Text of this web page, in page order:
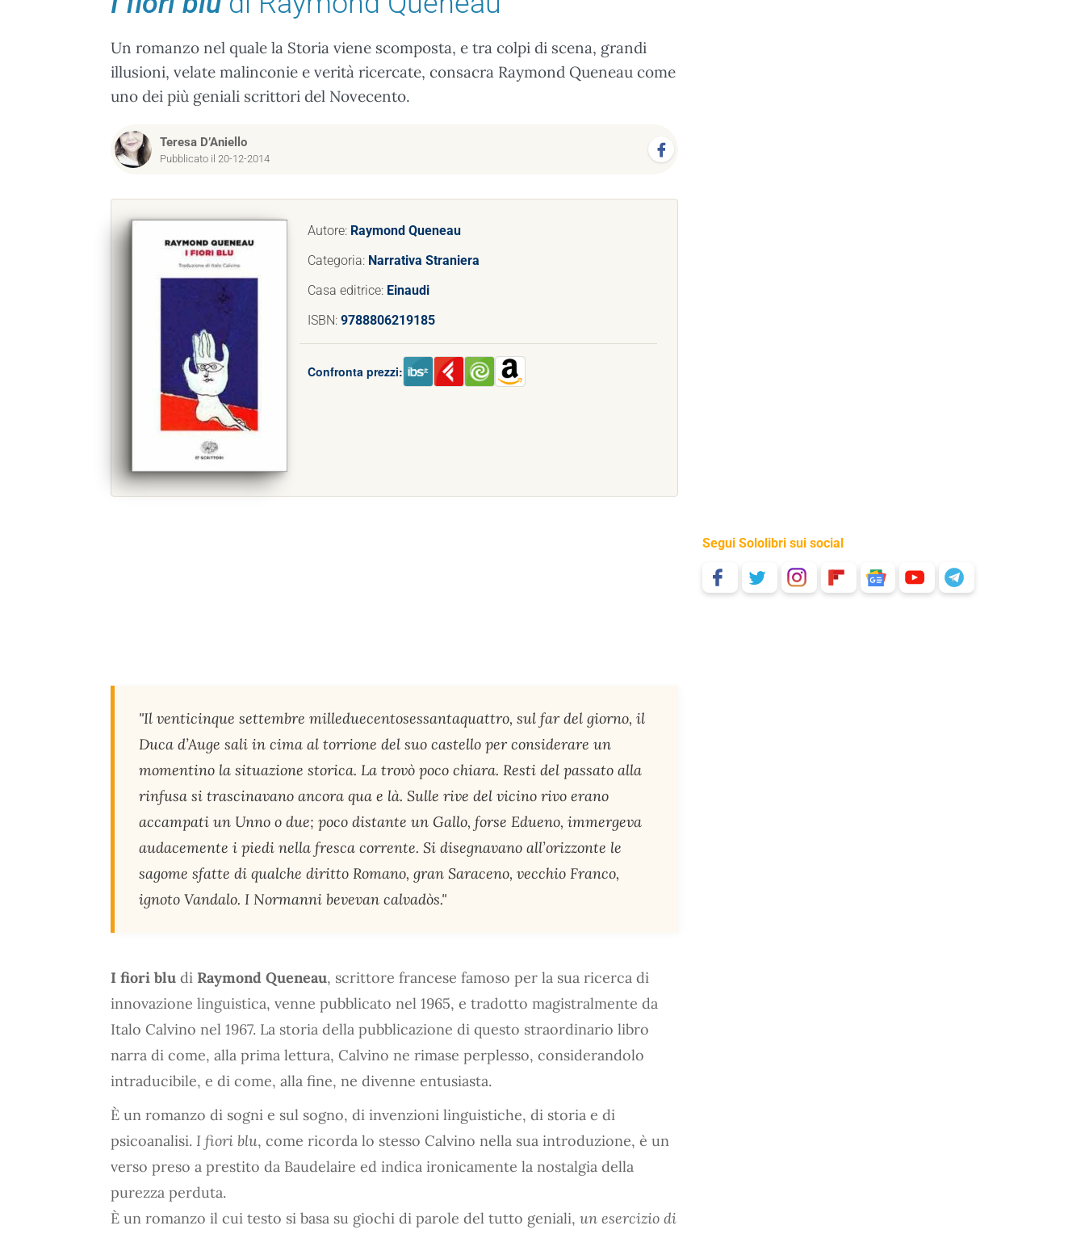
Un romanzo nel quale la Storia viene scomposta, e tra colpi di scena, grandi
illusioni, velate malinconie e verità ricercate, consacra Raymond Queneau come
uno dei più geniali scrittori del Novecento.
Teresa D’Aniello
Pubblicato il 20-12-2014
Autore: Raymond Queneau
Categoria: Narrativa Straniera
Casa editrice: Einaudi
ISBN: 9788806219185
Confronta prezzi:
"Il venticinque settembre milleduecentosessantaquattro, sul far del giorno, il
Duca d’Auge sali in cima al torrione del suo castello per considerare un
momentino la situazione storica. La trovò poco chiara. Resti del passato alla
rinfusa si trascinavano ancora qua e là. Sulle rive del vicino rivo erano
accampati un Unno o due; poco distante un Gallo, forse Edueno, immergeva
audacemente i piedi nella fresca corrente. Si disegnavano all’orizzonte le
sagome sfatte di qualche diritto Romano, gran Saraceno, vecchio Franco,
ignoto Vandalo. I Normanni bevevan calvadòs."
I fiori blu di Raymond Queneau, scrittore francese famoso per la sua ricerca di
innovazione linguistica, venne pubblicato nel 1965, e tradotto magistralmente da
Italo Calvino nel 1967. La storia della pubblicazione di questo straordinario libro
narra di come, alla prima lettura, Calvino ne rimase perplesso, considerandolo
intraducibile, e di come, alla fine, ne divenne entusiasta.
È un romanzo di sogni e sul sogno, di invenzioni linguistiche, di storia e di
psicoanalisi. I fiori blu, come ricorda lo stesso Calvino nella sua introduzione, è un
verso preso a prestito da Baudelaire ed indica ironicamente la nostalgia della
purezza perduta.
È un romanzo il cui testo si basa su giochi di parole del tutto geniali, un esercizio di
Segui Sololibri sui social